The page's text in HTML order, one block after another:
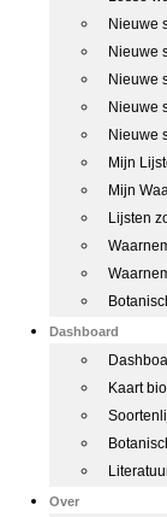
Nieuwe
Nieuwe
Nieuwe
Nieuwe
Nieuwe
Mijn
Mijn
Lijsten
Dashboard
Kaart
Over